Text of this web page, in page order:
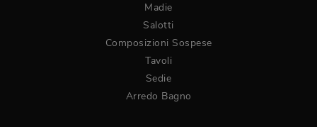
Madie
Salotti
Composizioni Sospese
Tavoli
Sedie
Arredo Bagno